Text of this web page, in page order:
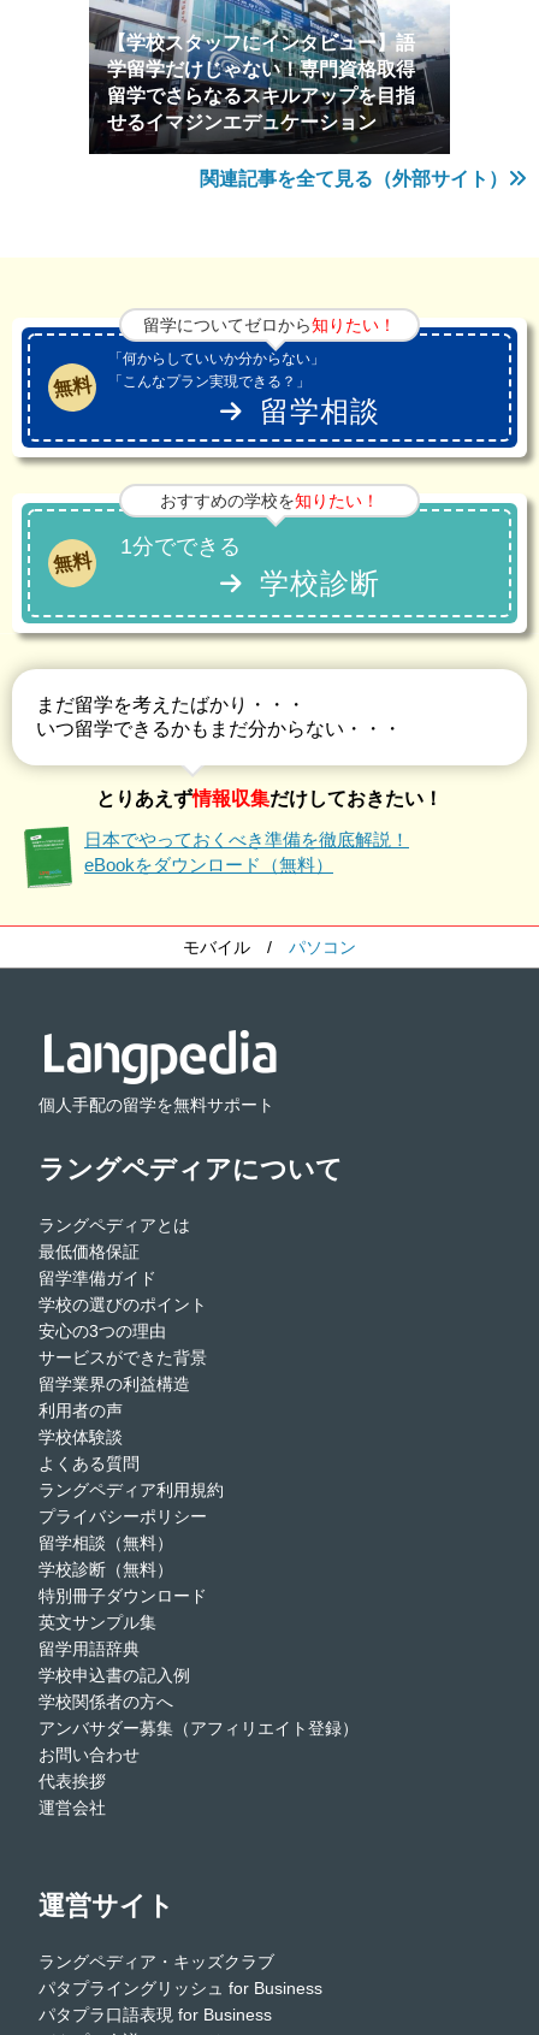
【学校スタッフにインタビュー】語
学留学だけじゃない！専門資格取得
留学でさらなるスキルアップを目指
せるイマジンエデュケーション
関連記事を全て見る（外部サイト）
留学についてゼロから知りたい！
無料
「何からしていいか分からない」
「こんなプラン実現できる？」
留学相談
おすすめの学校を知りたい！
無料
1分でできる
学校診断
まだ留学を考えたばかり・・・
いつ留学できるかもまだ分からない・・・
とりあえず情報収集だけしておきたい！
日本でやっておくべき準備を徹底解説！
eBookをダウンロード（無料）
モバイル / パソコン
個人手配の留学を無料サポート
ラングペディアについて
ラングペディアとは
最低価格保証
留学準備ガイド
学校の選びのポイント
安心の3つの理由
サービスができた背景
留学業界の利益構造
利用者の声
学校体験談
よくある質問
ラングペディア利用規約
プライバシーポリシー
留学相談（無料）
学校診断（無料）
特別冊子ダウンロード
英文サンプル集
留学用語辞典
学校申込書の記入例
学校関係者の方へ
アンバサダー募集（アフィリエイト登録）
お問い合わせ
代表挨拶
運営会社
運営サイト
ラングペディア・キッズクラブ
パタプライングリッシュ for Business
パタプラ口語表現 for Business